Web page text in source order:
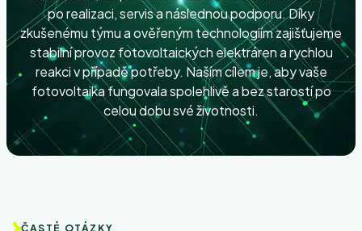
po realizaci, servis a následnou podporu. Díky
zkušenému týmu a ověřeným technologiím zajišťujeme
stabilní provoz fotovoltaických elektráren a rychlou
reakci v případě potřeby. Naším cílem je, aby vaše
fotovoltaika fungovala spolehlivě a bez starostí po
celou dobu své životnosti.
ČASTÉ OTÁZKY